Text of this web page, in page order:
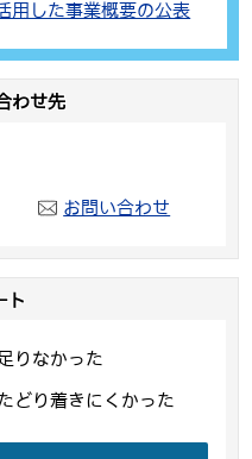
用した事業概要の公表
わせ先
お問い合わせ
ト
りなかった
どり着きにくかった